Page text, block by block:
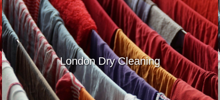
London Dry Cleaning